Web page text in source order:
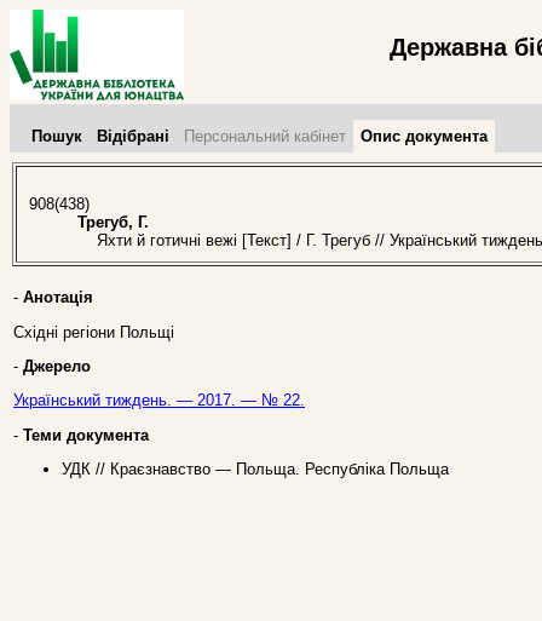
Державна
Пошук Відібрані Персональний кабінет Опис документа
908(438)
Трегуб, Г.
Яхти й готичні вежі [Текст] / Г. Трегуб // Український
- Анотація
Східні регіони Польщі
- Джерело
Український тиждень. — 2017. — № 22.
- Теми документа
УДК // Краєзнавство — Польща. Республіка Польща